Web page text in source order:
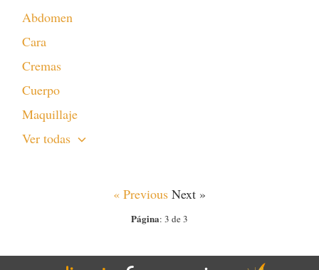
Abdomen
Cara
Cremas
Cuerpo
Maquillaje
Ver todas
« Previous Next »
Página: 3 de 3